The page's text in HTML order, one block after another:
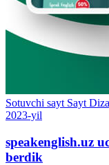
Sotuvchi sayt Sayt
2023-yil
speakenglish.uz
berdik